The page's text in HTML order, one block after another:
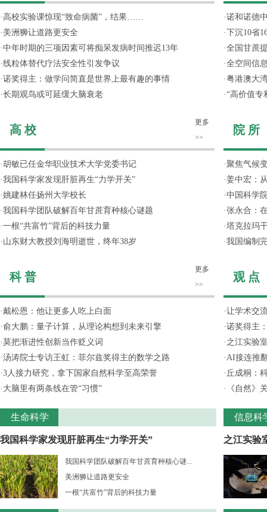
· 高校实验课惊现“致命病菌”，结果……
· 美洲狮让道路更安全
·中年时期的三项因素可将痴呆发病时间推迟13年
·线粒体替代疗法安全性引发争议
·诺奖得主：做学问简直是世界上最有趣的事情
·长期观鸟或可延缓大脑衰老
高 校
更多
>>
·胡敏已任金华职业技术大学党委书记
·我国科学家发现肝脏再生“力学开关”
·姚建林任扬州大学校长
·我国科学团队破解百年甘蔗育种核心谜题
·一根“共富竹”背后的科技力量
· 山东财大教授刘海明逝世，终年38岁
科 普
更多
>>
·戴松恩：他让更多人吃上白面
·俞大鹏：量子计算，从理论构想到未来引擎
·莫把渐进性创新当作贬义词
·汤涛院士专访王虹：菲尔兹奖得主的数学之路
·3人接力研究，拿下国家自然科学至高荣誉
· 大脑里有两条线在管“习惯”
生命科学
我国科学家发现肝脏再生“力学开关”
我国科学团队破解百年甘蔗育种核心谜...
美洲狮让道路更安全
一根“共富竹”背后的科技力量
·诺和诺德
·下沉10省
·全国甘蔗
·全空间信
·粤港澳大
·“高价值专
院 所
·聚焦气候
·姜中宏：
·中国科学
·张永合：
·塔克拉玛
·我国编制
观 点
·让学术交
·诺奖得主
· 之江实验
·AI接连推
· 丘成桐：
·
《自然》
信息科
之江实验